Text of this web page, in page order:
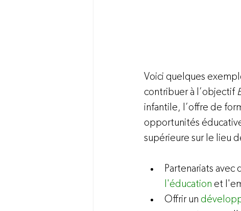
Voici quelques
contribuer à l’objectif
infantile, l’offre de
opportunités
Partenariats
l'éducation et
Offrir un